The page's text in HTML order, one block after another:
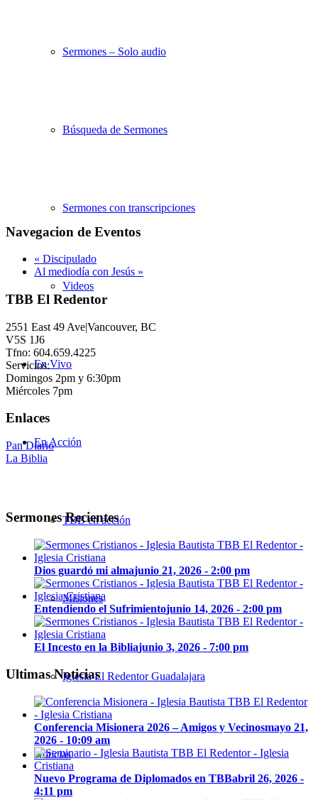
Sermones – Solo audio
Búsqueda de Sermones
Sermones con transcripciones
Videos
En Vivo
En Acción
TBB en acción
Misiones
Iglesia El Redentor Guadalajara
Noticias
Navegacion de Eventos
« Discipulado
Al mediodía con Jesús »
TBB El Redentor
2551 East 49 Ave|Vancouver, BC
V5S 1J6
Tfno: 604.659.4225
Servicios:
Domingos 2pm y 6:30pm
Miércoles 7pm
Enlaces
Pan Diario
La Biblia
Sermones Recientes
Dios guardó mi almajunio 21, 2026 - 2:00 pm
Entendiendo el Sufrimientojunio 14, 2026 - 2:00 pm
El Incesto en la Bibliajunio 3, 2026 - 7:00 pm
Ultimas Noticias
Conferencia Misionera 2026 – Amigos y Vecinosmayo 21,
2026 - 10:09 am
Nuevo Programa de Diplomados en TBBabril 26, 2026 -
4:11 pm